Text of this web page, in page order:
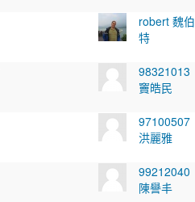
robert 魏伯
特
98321013
竇皓民
97100507
洪麗雅
99212040
陳譽丰